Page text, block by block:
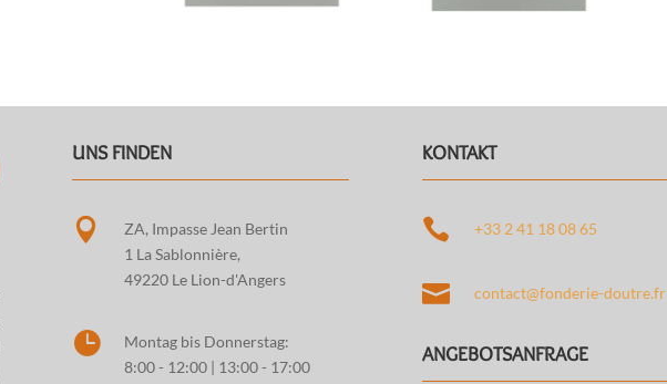
UNS FINDEN

ZA, Impasse Jean Bertin
1 La Sablonnière,
49220 Le Lion-d'Angers

Montag bis Donnerstag:
8:00 - 12:00 | 13:00 - 17:00
KONTAKT
 +33 2 41 18 08 65
 contact@fonderie-doutre.fr
ANGEBOTSANFRAGE